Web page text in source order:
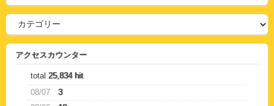
アクセスカウンター
total 25,834 hit
08/07
3